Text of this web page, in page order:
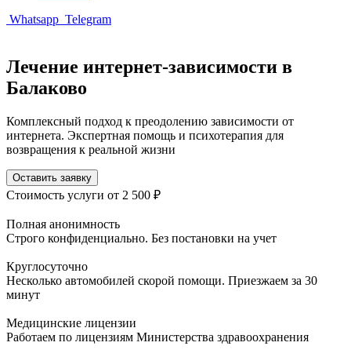
Whatsapp Telegram
Лечение интернет-зависимости в
Балаково
Комплексный подход к преодолению зависимости от
интернета. Экспертная помощь и психотерапия для
возвращения к реальной жизни
Оставить заявку
Стоимость услуги от 2 500 ₽
Полная анонимность
Строго конфиденциально. Без постановки на учет
Круглосуточно
Несколько автомобилей скорой помощи. Приезжаем за 30
минут
Медицинские лицензии
Работаем по лицензиям Министерства здравоохранения